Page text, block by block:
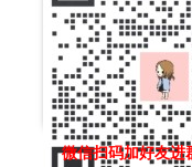
微信扫码加好友进